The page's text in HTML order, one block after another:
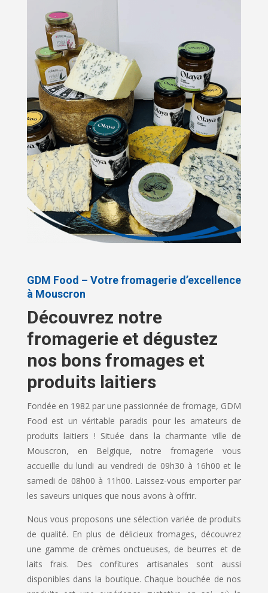
GDM Food – Votre fromagerie d’excellence
à Mouscron
Découvrez notre
fromagerie et dégustez
nos bons fromages et
produits laitiers
Fondée en 1982 par une passionnée de fromage, GDM
Food est un véritable paradis pour les amateurs de
produits laitiers ! Située dans la charmante ville de
Mouscron, en Belgique, notre fromagerie vous
accueille du lundi au vendredi de 09h30 à 16h00 et le
samedi de 08h00 à 11h00. Laissez-vous emporter par
les saveurs uniques que nous avons à offrir.
Nous vous proposons une sélection variée de produits
de qualité. En plus de délicieux fromages, découvrez
une gamme de crèmes onctueuses, de beurres et de
laits frais. Des confitures artisanales sont aussi
disponibles dans la boutique. Chaque bouchée de nos